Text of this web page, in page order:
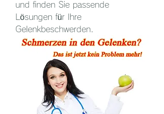
und finden Sie passende
Lösungen für Ihre
Gelenkbeschwerden.